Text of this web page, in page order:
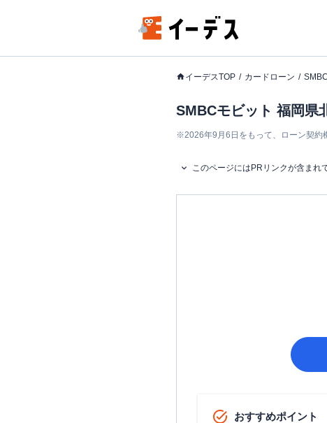
イーデスTOP カードローン
SMBCモビット 福岡県
※2026年9月6日をもって、ローン契約
このページにはPRリンクが含まれ
おすすめポイント